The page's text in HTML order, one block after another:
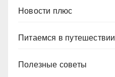
Новости плюс
Питаемся в путешествии
Полезные советы